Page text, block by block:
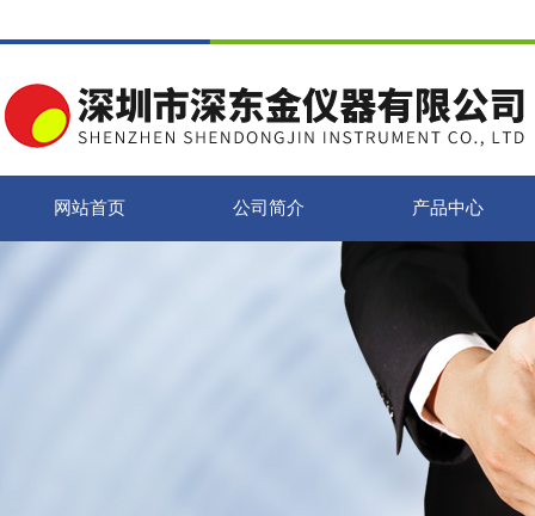
网站首页 公司简介 产品中心